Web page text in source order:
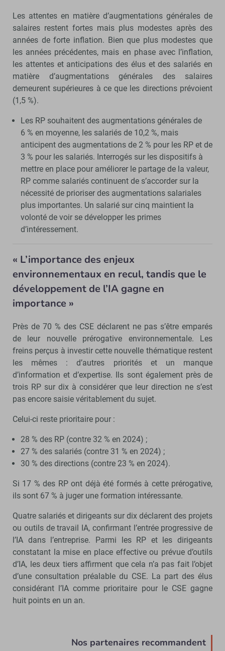
Les attentes en matière d’augmentations générales de
salaires restent fortes mais plus modestes après des
années de forte inflation. Bien que plus modestes que
les années précédentes, mais en phase avec l’inflation,
les attentes et anticipations des élus et des salariés en
matière d’augmentations générales des salaires
demeurent supérieures à ce que les directions prévoient
(1,5 %).
Les RP souhaitent des augmentations générales de
6 % en moyenne, les salariés de 10,2 %, mais
anticipent des augmentations de 2 % pour les RP et de
3 % pour les salariés. Interrogés sur les dispositifs à
mettre en place pour améliorer le partage de la valeur,
RP comme salariés continuent de s’accorder sur la
nécessité de prioriser des augmentations salariales
plus importantes. Un salarié sur cinq maintient la
volonté de voir se développer les primes
d’intéressement.
« L’importance des enjeux
environnementaux en recul, tandis que le
développement de l’IA gagne en
importance »
Près de 70 % des CSE déclarent ne pas s’être emparés
de leur nouvelle prérogative environnementale. Les
freins perçus à investir cette nouvelle thématique restent
les mêmes : d’autres priorités et un manque
d’information et d’expertise. Ils sont également près de
trois RP sur dix à considérer que leur direction ne s’est
pas encore saisie véritablement du sujet.
Celui-ci reste prioritaire pour :
28 % des RP (contre 32 % en 2024) ;
27 % des salariés (contre 31 % en 2024) ;
30 % des directions (contre 23 % en 2024).
Si 17 % des RP ont déjà été formés à cette prérogative,
ils sont 67 % à juger une formation intéressante.
Quatre salariés et dirigeants sur dix déclarent des projets
ou outils de travail IA, confirmant l’entrée progressive de
l’IA dans l’entreprise. Parmi les RP et les dirigeants
constatant la mise en place effective ou prévue d’outils
d’IA, les deux tiers affirment que cela n’a pas fait l’objet
d’une consultation préalable du CSE. La part des élus
considérant l’IA comme prioritaire pour le CSE gagne
huit points en un an.
Nos partenaires recommandent